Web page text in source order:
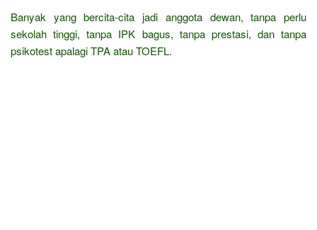
Banyak yang bercita-cita jadi anggota dewan, tanpa perlu
sekolah tinggi, tanpa IPK bagus, tanpa prestasi, dan tanpa
psikotest apalagi TPA atau TOEFL.